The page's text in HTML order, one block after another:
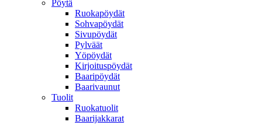
Pöytä
Ruokapöydät
Sohvapöydät
Sivupöydät
Pylväät
Yöpöydät
Kirjoituspöydät
Baaripöydät
Baarivaunut
Tuolit
Ruokatuolit
Baarijakkarat